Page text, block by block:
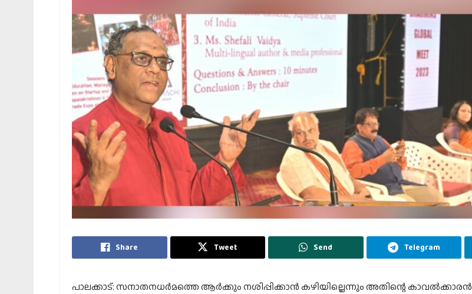
Share Tweet Send Telegram
പാലക്കാട്: സനാതനധര്‍മത്തെ ആര്‍ക്കും നശിപ്പിക്കാന്‍ കഴിയില്ലെന്നും അതിന്റെ കാവല്‍ക്കാരന്‍